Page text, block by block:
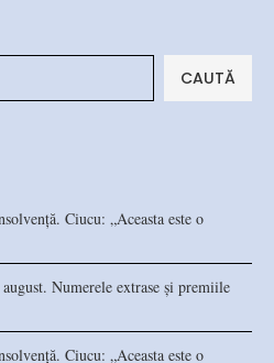
CAUTĂ
Ciucu: „Aceasta este o
Numerele extrase și premiile
Ciucu: „Aceasta este o